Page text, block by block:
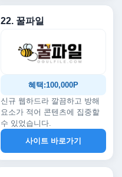
22. 꿀파일
혜택:100,000P
신규 웹하드라 깔끔하고 방해
요소가 적어 콘텐츠에 집중할
수 있었습니다.
사이트 바로가기